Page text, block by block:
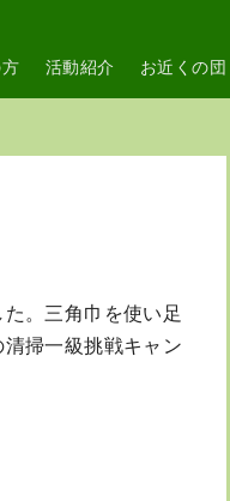
活動紹介 お近くの団
。三角巾を使い足
掃一級挑戦キャン